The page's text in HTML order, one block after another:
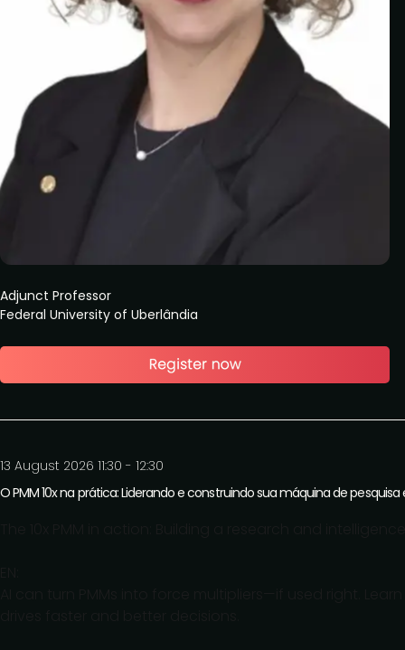
Adjunct Professor
Federal University of Uberlândia
13 August 2026 11:30 - 12:30
O PMM 10x na prática: Liderando e construindo sua máquina de